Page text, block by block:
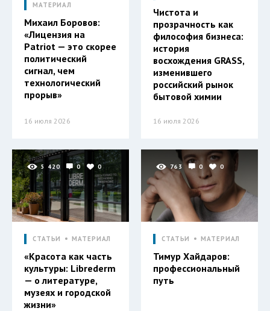
МАТЕРИАЛ
Михаил Боровов:
«Лицензия на
Patriot — это скорее
политический
сигнал, чем
технологический
прорыв»
16 июля 2026
Чистота и
прозрачность как
философия бизнеса:
история
восхождения GRASS,
изменившего
российский рынок
бытовой химии
16 июля 2026
5 420 0 0
СТАТЬИ МАТЕРИАЛ
«Красота как часть
культуры: Librederm
— о литературе,
музеях и городской
жизни»
763 0 0
СТАТЬИ МАТЕРИАЛ
Тимур Хайдаров:
профессиональный
путь